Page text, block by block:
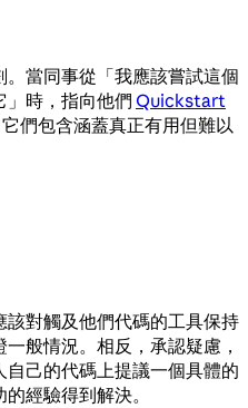
當同事從「我應該嘗試這個
」時，指向他們Quickstart
們包含涵蓋真正有用但難以
對觸及他們代碼的工具保持
般情況。相反，承認疑慮，
己的代碼上提議一個具體的
經驗得到解決。